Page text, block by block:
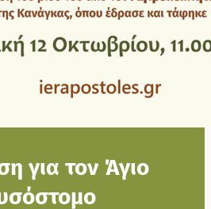
για τον Άγιο